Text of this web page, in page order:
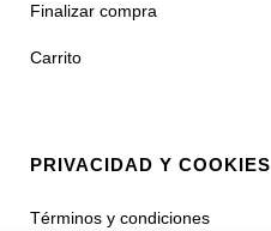
Finalizar compra
Carrito
PRIVACIDAD Y COOKIES
Términos y condiciones